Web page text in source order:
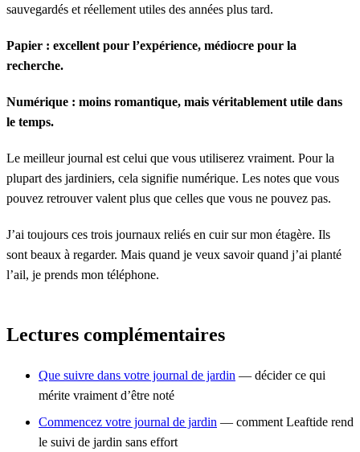
sauvegardés et réellement utiles des années plus tard.
Papier : excellent pour l’expérience, médiocre pour la
recherche.
Numérique : moins romantique, mais véritablement utile dans
le temps.
Le meilleur journal est celui que vous utiliserez vraiment. Pour la
plupart des jardiniers, cela signifie numérique. Les notes que vous
pouvez retrouver valent plus que celles que vous ne pouvez pas.
J’ai toujours ces trois journaux reliés en cuir sur mon étagère. Ils
sont beaux à regarder. Mais quand je veux savoir quand j’ai planté
l’ail, je prends mon téléphone.
Lectures complémentaires
Que suivre dans votre journal de jardin — décider ce qui
mérite vraiment d’être noté
Commencez votre journal de jardin — comment Leaftide rend
le suivi de jardin sans effort